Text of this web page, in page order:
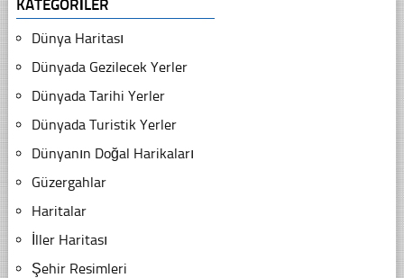
KATEGORILER
Dünya Haritası
Dünyada Gezilecek Yerler
Dünyada Tarihi Yerler
Dünyada Turistik Yerler
Dünyanın Doğal Harikaları
Güzergahlar
Haritalar
İller Haritası
Şehir Resimleri